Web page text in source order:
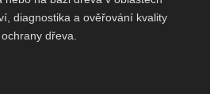
diagnostika a ověřování kvality
dřeva.